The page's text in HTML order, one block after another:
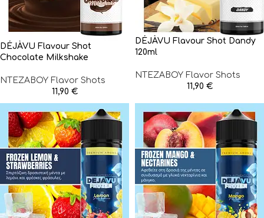
DÉJÀVU Flavour Shot
Chocolate Milkshake
NTEZABOY Flavor Shots
11,90 €
DÉJÀVU Flavour Shot Dandy
120ml
NTEZABOY Flavor Shots
11,90 €